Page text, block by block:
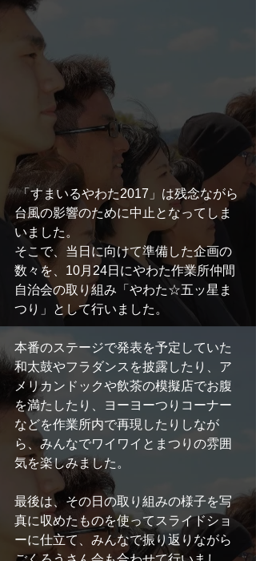
「すまいるやわた2017」は残念ながら
台風の影響のために中止となってしま
いました。
そこで、当日に向けて準備した企画の
数々を、10月24日にやわた作業所仲間
自治会の取り組み「やわた☆五ッ星ま
つり」として行いました。
本番のステージで発表を予定していた
和太鼓やフラダンスを披露したり、ア
メリカンドックや飲茶の模擬店でお腹
を満たしたり、ヨーヨーつりコーナー
などを作業所内で再現したりしなが
ら、みんなでワイワイとまつりの雰囲
気を楽しみました。
最後は、その日の取り組みの様子を写
真に収めたものを使ってスライドショ
ーに仕立て、みんなで振り返りながら